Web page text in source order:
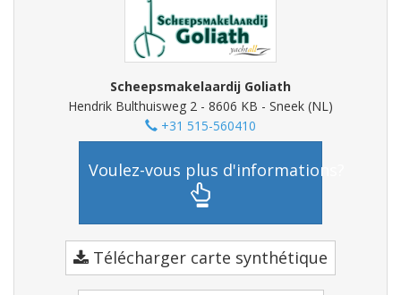
Scheepsmakelaardij Goliath
Hendrik Bulthuisweg 2 - 8606 KB - Sneek (NL)
+31 515-560410
Voulez-vous plus d'informations?
Télécharger carte synthétique